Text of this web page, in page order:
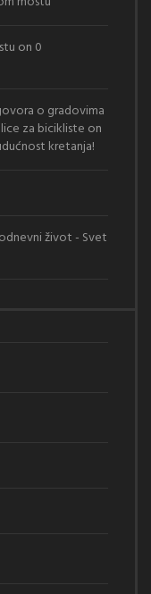
on 0
o gradovima
za bicikliste on
kretanja!
život - Svet